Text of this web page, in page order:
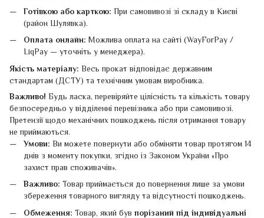
Готівкою або карткою: При самовивозі зі складу в Києві
(район Шулявка).
Оплата онлайн: Можлива оплата на сайті (WayForPay /
LiqPay — уточніть у менеджера).
Якість матеріалу: Весь прокат відповідає державним
стандартам (ДСТУ) та технічним умовам виробника.
Важливо! Будь ласка, перевіряйте цілісність та кількість товару
безпосередньо у відділенні перевізника або при самовивозі.
Претензії щодо механічних пошкоджень після отримання товару
не приймаються.
Умови: Ви можете повернути або обміняти товар протягом 14
днів з моменту покупки, згідно із Законом України «Про
захист прав споживачів».
Важливо: Товар приймається до повернення лише за умови
збереження товарного вигляду та відсутності пошкоджень.
Обмеження: Товар, який був порізаний під індивідуальні